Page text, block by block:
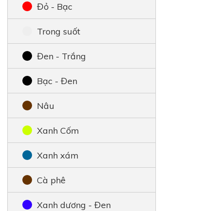
Đỏ - Bạc
Trong suốt
Đen - Trắng
Bạc - Đen
Nâu
Xanh Cốm
Xanh xám
Cà phê
Xanh dương - Đen